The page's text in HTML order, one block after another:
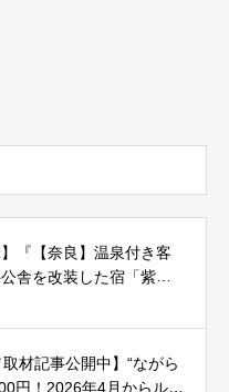
】『【奈良】温泉付き客
舎を改装した宿「紫翠
レクションホテル 奈
』
取材記事公開中】“ながら
円！2026年4月からルー